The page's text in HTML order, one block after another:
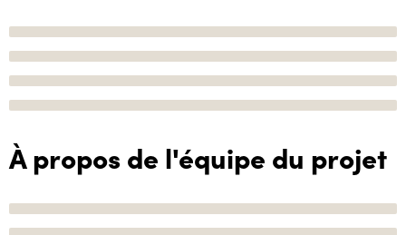
À propos de l'équipe du projet